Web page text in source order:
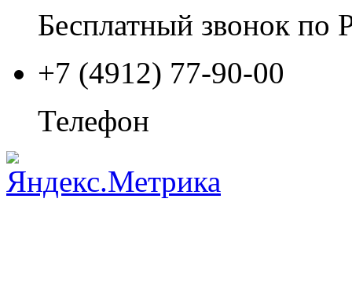
Бесплатный звонок по
+7 (4912) 77-90-00
Телефон